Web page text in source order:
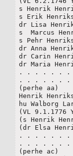
s Henrik
s Erik
dr Lisa
s  Marcus
s Pehr
dr Anna
dr Carin
dr Maria
. . . . . .
. . . . . .
(perhe aa)
Henrik
hu Walborg
(VL
(s Henrik
(dr Elsa
. . . . . .
. . . . . .
(perhe ac)